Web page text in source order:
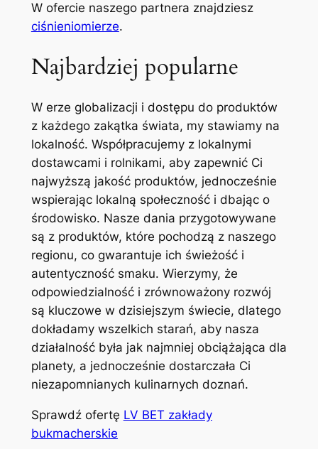
W ofercie naszego partnera znajdziesz
ciśnieniomierze.
Najbardziej popularne
W erze globalizacji i dostępu do produktów
z każdego zakątka świata, my stawiamy na
lokalność. Współpracujemy z lokalnymi
dostawcami i rolnikami, aby zapewnić Ci
najwyższą jakość produktów, jednocześnie
wspierając lokalną społeczność i dbając o
środowisko. Nasze dania przygotowywane
są z produktów, które pochodzą z naszego
regionu, co gwarantuje ich świeżość i
autentyczność smaku. Wierzymy, że
odpowiedzialność i zrównoważony rozwój
są kluczowe w dzisiejszym świecie, dlatego
dokładamy wszelkich starań, aby nasza
działalność była jak najmniej obciążająca dla
planety, a jednocześnie dostarczała Ci
niezapomnianych kulinarnych doznań.
Sprawdź ofertę LV BET zakłady
bukmacherskie